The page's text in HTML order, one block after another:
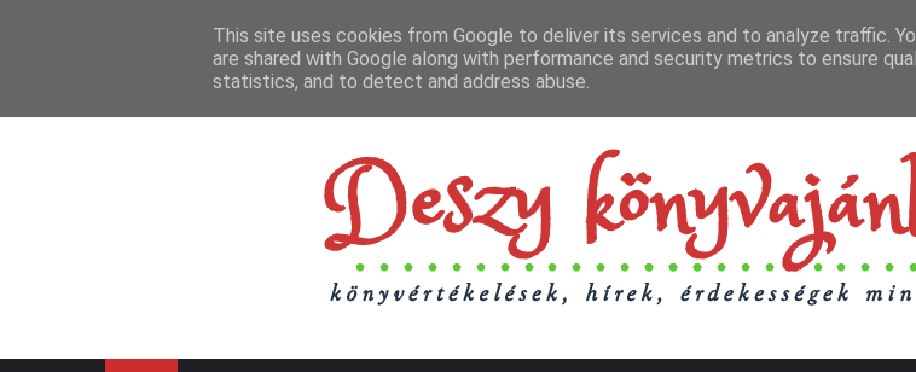
This site uses cookies from Google to deliver its services and to analyze traffic.
are shared with Google along with performance and security metrics to ensure
statistics, and to detect and address abuse.